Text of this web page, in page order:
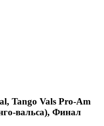
Tango Vals Pro-Am
вальса), Финал